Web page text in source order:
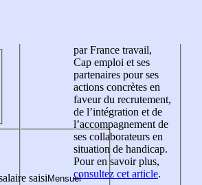
saisi
par France travail,
Cap emploi et ses
partenaires pour ses
actions concrètes en
faveur du recrutement,
de l’intégration et de
l’accompagnement de
ses collaborateurs en
situation de handicap.
Pour en savoir plus,
consultez cet article.